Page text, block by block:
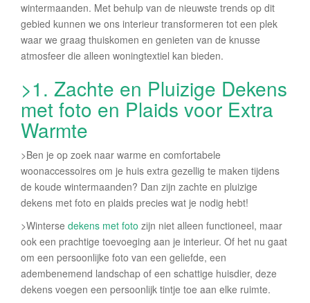
wintermaanden. Met behulp van de nieuwste trends op dit
gebied kunnen we ons interieur transformeren tot een plek
waar we graag thuiskomen en genieten van de knusse
atmosfeer die alleen woningtextiel kan bieden.
>1. Zachte en Pluizige Dekens
met foto en Plaids voor Extra
Warmte
>Ben je op zoek naar warme en comfortabele
woonaccessoires om je huis extra gezellig te maken tijdens
de koude wintermaanden? Dan zijn zachte en pluizige
dekens met foto en plaids precies wat je nodig hebt!
>Winterse dekens met foto zijn niet alleen functioneel, maar
ook een prachtige toevoeging aan je interieur. Of het nu gaat
om een persoonlijke foto van een geliefde, een
adembenemend landschap of een schattige huisdier, deze
dekens voegen een persoonlijk tintje toe aan elke ruimte.